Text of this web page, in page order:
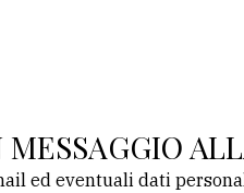
ed eventuali dati